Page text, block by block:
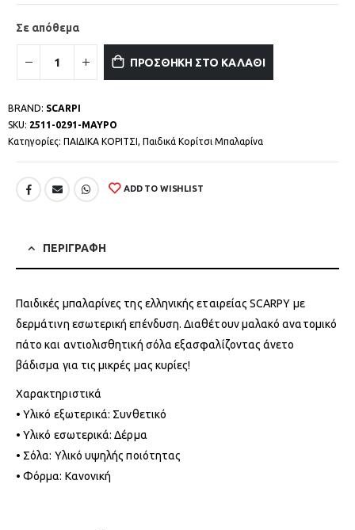
Σε απόθεμα
ΠΡΟΣΘΗΚΗ ΣΤΟ ΚΑΛΑΘΙ
BRAND: SCARPI
SKU: 2511-0291-ΜΑΥΡΟ
Κατηγορίες: ΠΑΙΔΙΚΑ ΚΟΡΙΤΣΙ, Παιδικά Κορίτσι Μπαλαρίνα
ADD TO WISHLIST
ΠΕΡΙΓΡΑΦΗ
Παιδικές μπαλαρίνες της ελληνικής εταιρείας SCARPY με
δερμάτινη εσωτερική επένδυση. Διαθέτουν μαλακό ανατομικό
πάτο και αντιολισθητική σόλα εξασφαλίζοντας άνετο
βάδισμα για τις μικρές μας κυρίες!
Χαρακτηριστικά
• Υλικό εξωτερικά: Συνθετικό
• Υλικό εσωτερικά: Δέρμα
• Σόλα: Υλικό υψηλής ποιότητας
• Φόρμα: Κανονική